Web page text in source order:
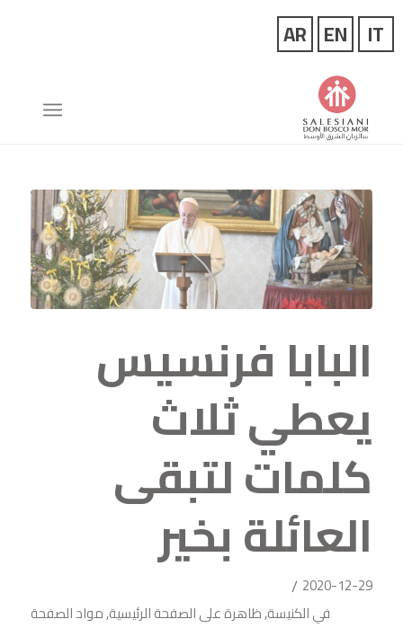
البابا فرنسيس
يعطي ثلاث
كلمات لتبقى
العائلة بخير
2020-12-29
/
فيالكنيسة,ظاهرة على الصفحة الرئيسية,مواد الصفحة